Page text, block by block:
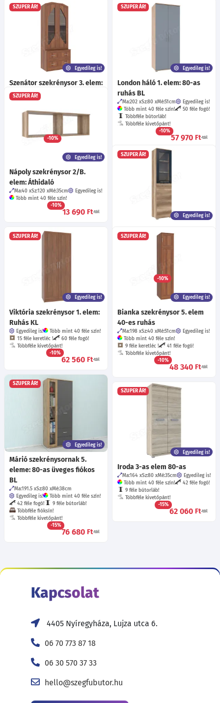
SZUPER ÁR!
Egyedileg is!
Szenátor szekrénysor 3. elem:
Üveges
Ma:196 Sz:80
Több mint 40 féle szín!
10 féle keretléc !
41 féle fogó!
-10%
102 070
SZUPER ÁR!
Egyedileg is!
London háló 1. elem: 80-as
ruhás BL
Ma:202 Sz:80 Mé:51cm
Egyedileg is!
Több mint 40 féle szín!
50 féle fogó!
Többféle bútorláb!
Többféle kivetőpánt!
-10%
57 970 Ft-tól
SZUPER ÁR!
Egyedileg is!
Nápoly szekrénysor 2/B.
elem: Áthidaló
Ma:40 Sz:120 Mé:35cm
Egyedileg is!
Több mint 40 féle szín!
-10%
13 690 Ft-tól
SZUPER ÁR!
Egyedileg is!
Nápoly szekrénysor 1. elem:
Üveges BL
Mé:37cm
Többféle kivetőpánt!
-10%
49 960
SZUPER ÁR!
Egyedileg is!
Viktória szekrénysor 1. elem:
Ruhás KL
Egyedileg is!
Több mint 40 féle szín!
15 féle keretléc !
60 féle fogó!
Többféle kivetőpánt!
-10%
62 560 Ft-tól
SZUPER ÁR!
Egyedileg is!
Bianka szekrénysor 5. elem
40-es ruhás
Ma:198 Sz:40 Mé:51cm
Egyedileg is!
Több mint 40 féle szín!
9 féle keretléc !
41 féle fogó!
Többféle kivetőpánt!
-10%
48 340 Ft-tól
SZUPER ÁR!
Egyedileg is!
Márió szekrénysornak 5.
eleme: 80-as üveges fiókos
BL
Ma:191.5 Sz:80 Mé:38cm
Egyedileg is!
Több mint 40 féle szín!
42 féle fogó!
9 féle bútorláb!
Többféle fióksín!
Többféle kivetőpánt!
-15%
76 680 Ft-tól
SZUPER ÁR!
Egyedileg is!
Iroda 3-as elem 80-as
Ma:164 Sz:80 Mé:35cm
Egyedileg is!
Több mint 40 féle szín!
42 féle fogó!
9 féle bútorláb!
Többféle kivetőpánt!
-15%
62 060 Ft-tól
Kapcsolat
4405 Nyíregyháza, Lujza utca 6.
06 70 773 87 18
06 30 570 37 33
hello@szegfubutor.hu